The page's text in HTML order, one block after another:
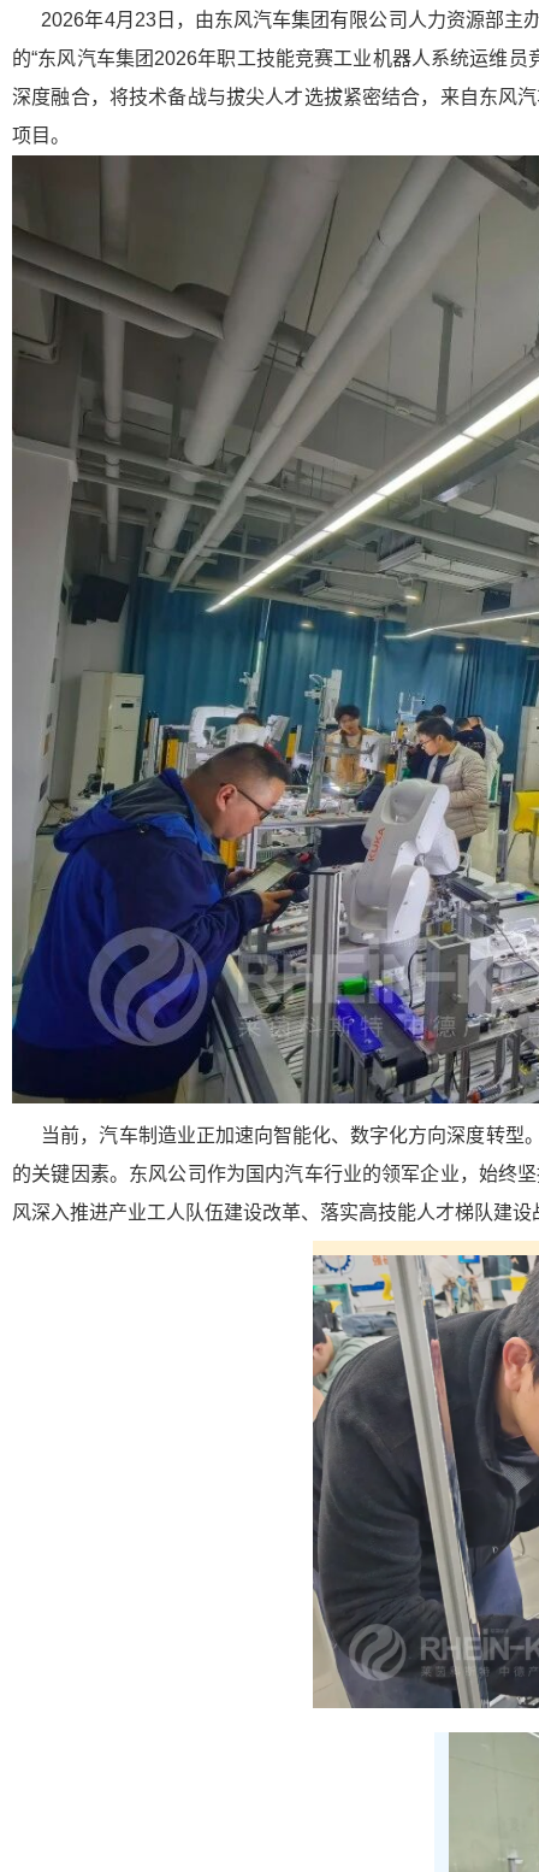
2026年4月23日，由东风汽车集团有限公司人力资源部主
的“东风汽车集团2026年职工技能竞赛工业机器人系统运维
深度融合，将技术备战与拔尖人才选拔紧密结合，来自东风
项目。
当前，汽车制造业正加速向智能化、数字化方向深度转型
的关键因素。东风公司作为国内汽车行业的领军企业，始终
风深入推进产业工人队伍建设改革、落实高技能人才梯队建